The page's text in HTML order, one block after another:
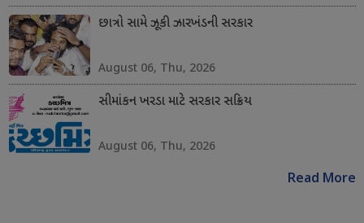
છાત્રો સામે ઝૂકી ઝારખંડની સરકાર
August 06, Thu, 2026
સીમાંકન ખરડા માટે સરકાર સક્રિય
August 06, Thu, 2026
Read More